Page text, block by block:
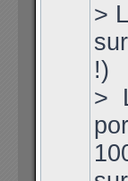
>
!)
>